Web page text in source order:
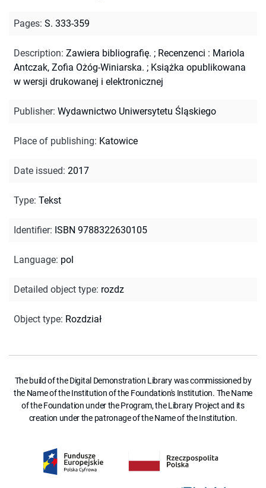
Pages: S. 333-359
Description: Zawiera bibliografię. ; Recenzenci : Mariola
Antczak, Zofia Ożóg-Winiarska. ; Książka opublikowana
w wersji drukowanej i elektronicznej
Publisher: Wydawnictwo Uniwersytetu Śląskiego
Place of publishing: Katowice
Date issued: 2017
Type: Tekst
Identifier: ISBN 9788322630105
Language: pol
Detailed object type: rozdz
Object type: Rozdział
The build of the Digital Demonstration Library was commissioned by
the Name of the Institution of the Foundation's Institution. The Name
of the Foundation under the Program, the Library Project and its
creation under the patronage of the Name of the Institution.